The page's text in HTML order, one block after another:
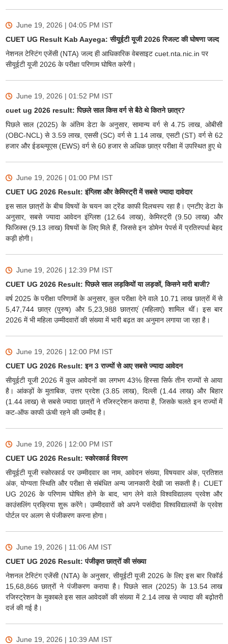
June 19, 2026 | 04:05 PM IST
CUET UG Result Kab Aayega: सीयूईटी यूजी 2026 रिजल्ट की घोषणा जल्द
नेशनल टेस्टिंग एजेंसी (NTA) जल्द ही आधिकारिक वेबसाइट cuet.nta.nic.in पर
सीयूईटी यूजी 2026 के परीक्षा परिणाम घोषित करेगी।
June 19, 2026 | 01:52 PM IST
cuet ug 2026 result: पिछले साल किस वर्ग से बैठे थे कितने छात्र?
पिछले साल (2025) के अंतिम डेटा के अनुसार, सामान्य वर्ग से 4.75 लाख, ओबीसी
(OBC-NCL) से 3.59 लाख, एससी (SC) वर्ग से 1.14 लाख, एसटी (ST) वर्ग से 62
हजार और ईडब्ल्यूएस (EWS) वर्ग से 60 हजार से अधिक छात्र परीक्षा में उपस्थित हुए थे
June 19, 2026 | 01:00 PM IST
CUET UG 2026 Result: इंग्लिश और केमिस्ट्री में सबसे ज्यादा दावेदार
इस साल छात्रों के बीच विषयों के चयन का ट्रेंड काफी दिलचस्प रहा है। एनटीए डेटा के
अनुसार, सबसे ज्यादा आवेदन इंग्लिश (12.64 लाख), केमिस्ट्री (9.50 लाख) और
फिजिक्स (9.13 लाख) विषयों के लिए मिले हैं, जिससे इन डोमेन पेपर्स में प्रतिस्पर्धा बेहद
कड़ी होगी।
June 19, 2026 | 12:39 PM IST
CUET UG 2026 Result: पिछले साल लड़कियों या लड़कों, किसने मारी बाजी?
वर्ष 2025 के परीक्षा परिणामों के अनुसार, कुल परीक्षा देने वाले 10.71 लाख छात्रों में से
5,47,744 छात्र (पुरुष) और 5,23,988 छात्राएं (महिलाएं) शामिल थीं। इस बार
2026 में भी महिला उम्मीदवारों की संख्या में भारी बढ़त का अनुमान लगाया जा रहा है।
June 19, 2026 | 12:00 PM IST
CUET UG 2026 Result: इन 3 राज्यों से आए सबसे ज्यादा आवेदन
सीयूईटी यूजी 2026 में कुल आवेदनों का लगभग 43% हिस्सा सिर्फ तीन राज्यों से आया
है। आंकड़ों के मुताबिक, उत्तर प्रदेश (3.85 लाख), दिल्ली (1.44 लाख) और बिहार
(1.44 लाख) से सबसे ज्यादा छात्रों ने रजिस्ट्रेशन कराया है, जिसके चलते इन राज्यों में
कट-ऑफ काफी ऊंची रहने की उम्मीद है।
June 19, 2026 | 12:00 PM IST
CUET UG 2026 Result: स्कोरकार्ड विवरण
सीयूईटी यूजी स्कोरकार्ड पर उम्मीदवार का नाम, आवेदन संख्या, विषयवार अंक, प्रतिशत
अंक, योग्यता स्थिति और परीक्षा से संबंधित अन्य जानकारी देखी जा सकती है। CUET
UG 2026 के परिणाम घोषित होने के बाद, भाग लेने वाले विश्वविद्यालय प्रवेश और
काउंसलिंग प्रक्रिया शुरू करेंगे। उम्मीदवारों को अपने पसंदीदा विश्वविद्यालयों के प्रवेश
पोर्टल पर अलग से पंजीकरण करना होगा।
June 19, 2026 | 11:06 AM IST
CUET UG 2026 Result: पंजीकृत छात्रों की संख्या
नेशनल टेस्टिंग एजेंसी (NTA) के अनुसार, सीयूईटी यूजी 2026 के लिए इस बार रिकॉर्ड
15,68,866 छात्रों ने पंजीकरण कराया है। पिछले साल (2025) के 13.54 लाख
रजिस्ट्रेशन के मुकाबले इस साल आवेदकों की संख्या में 2.14 लाख से ज्यादा की बढ़ोतरी
दर्ज की गई है।
June 19, 2026 | 10:39 AM IST